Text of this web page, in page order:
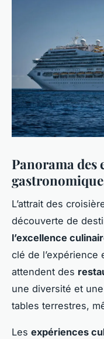
Panorama des
L’attrait des
découverte de
l’excellence
clé de l’expérience
attendent des
une diversité et
tables terrestres,
Les expériences